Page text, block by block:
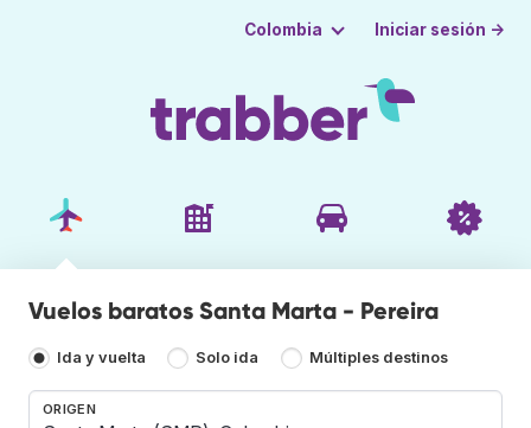
Colombia Iniciar sesión →
Vuelos baratos Santa Marta - Pereira
Ida y vuelta Solo ida Múltiples destinos
ORIGEN